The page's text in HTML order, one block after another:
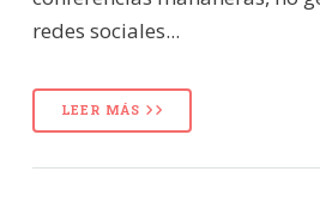
redes sociales...
LEER MÁS